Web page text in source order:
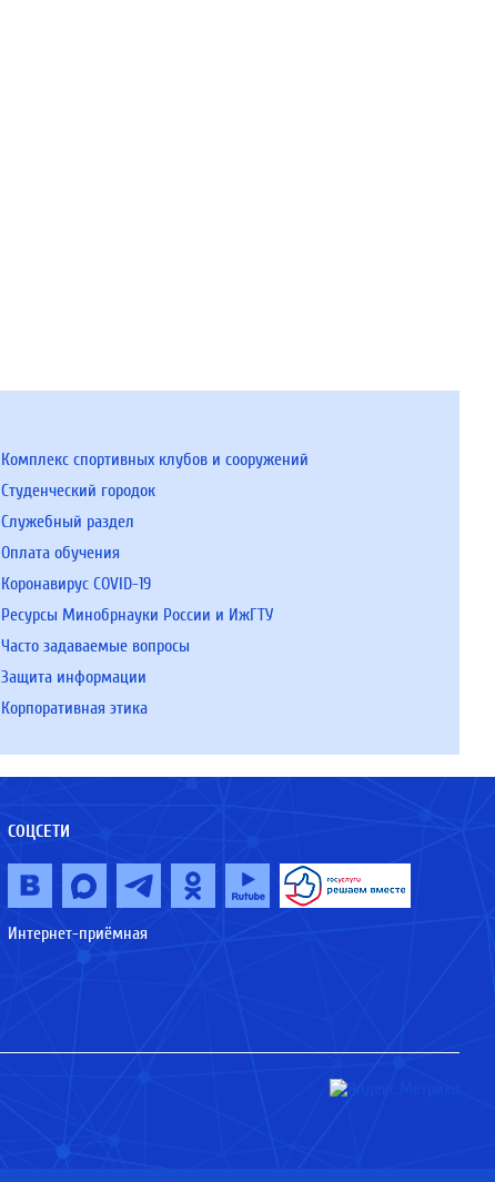
Комплекс спортивных клубов и сооружений
Студенческий городок
Служебный раздел
Оплата обучения
Коронавирус COVID-19
Ресурсы Минобрнауки России и ИжГТУ
Часто задаваемые вопросы
Защита информации
Корпоративная этика
СОЦСЕТИ
Интернет-приёмная